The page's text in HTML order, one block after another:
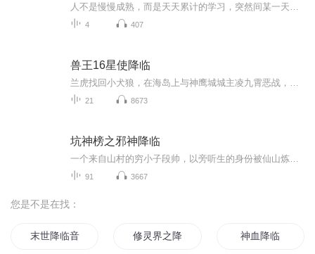
4 407
兽王16星使降临
21 8673
坑神榜之邪神降临
91 3667
您是不是在找：
末世降临音之女王 修灵界之降临世界 神血降临